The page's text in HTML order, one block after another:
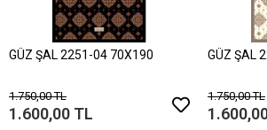
GÜZ ŞAL 2251-04 70X190
1.750,00 TL
1.600,00 TL
GÜZ ŞAL
1.750,00 TL